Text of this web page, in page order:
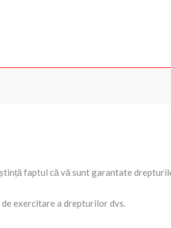
faptul că vă sunt garantate
exercitare a drepturilor dvs.